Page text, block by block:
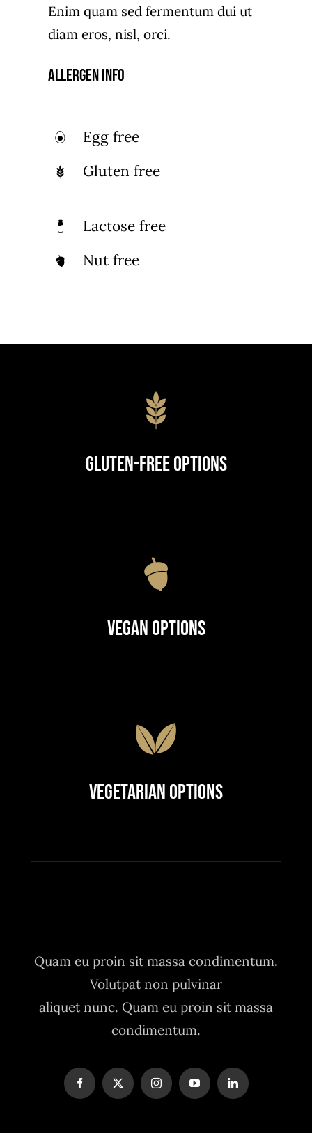
Enim quam sed fermentum dui ut
diam eros, nisl, orci.
Allergen Info
Egg free
Gluten free
Lactose free
Nut free
Gluten-Free Options
Vegan Options
Vegetarian Options
Quam eu proin sit massa condimentum.
Volutpat non pulvinar
aliquet nunc. Quam eu proin sit massa
condimentum.